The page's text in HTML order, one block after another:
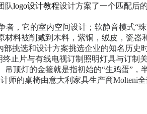
队logo设计教程设计方案了一个匹配后
，它的室内空间设计；软静音模式“
料被削减到木料，紫铜，绒皮，瓷
挑选和设计方案挑选企业的知名历史
终止片与有线电视订制照明灯具与订制
顶灯的金箍就是指初始的“生鸡蛋”
师的桌椅由意大利家具生产商